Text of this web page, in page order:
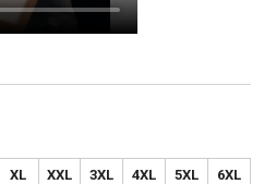
XL XXL 3XL 4XL 5XL 6XL